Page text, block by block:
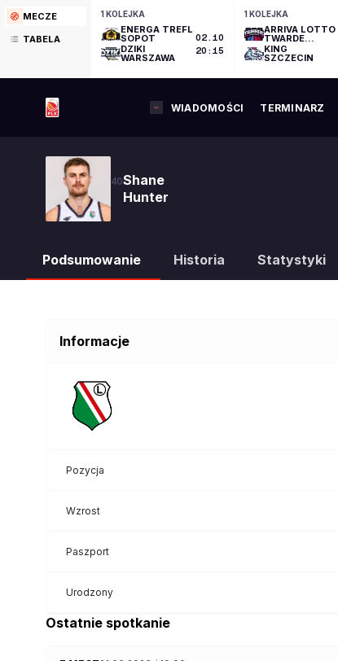
MECZE
TABELA
1 KOLEJKA
ENERGA TREFL
SOPOT
DZIKI
WARSZAWA
02.10
20:15
1 KOLEJKA
ARRIVA LOTTO
TWARDE
PIERNIKI
TORUŃ
KING
SZCZECIN
WIADOMOŚCI TERMINARZ
40Shane
Hunter
Podsumowanie Historia Statystyki
Informacje
Pozycja
Wzrost
Paszport
Urodzony
Ostatnie spotkanie